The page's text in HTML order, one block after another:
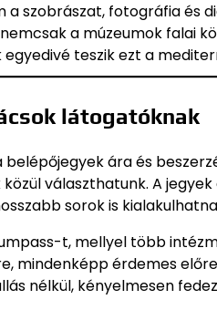
szobrászat, fotográfia és
a múzeumok falai
teszik ezt a
látogatóknak
ára és
választhatunk. A
sorok is
t, mellyel több
mindenképp érdemes
nélkül, kényelmesen